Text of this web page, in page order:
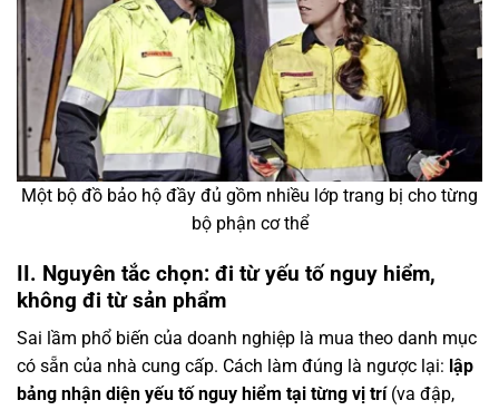
Một bộ đồ bảo hộ đầy đủ gồm nhiều lớp trang bị cho từng
bộ phận cơ thể
II. Nguyên tắc chọn: đi từ yếu tố nguy hiểm,
không đi từ sản phẩm
Sai lầm phổ biến của doanh nghiệp là mua theo danh mục
có sẵn của nhà cung cấp. Cách làm đúng là ngược lại: lập
bảng nhận diện yếu tố nguy hiểm tại từng vị trí(va đập,